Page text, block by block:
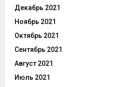
Декабрь 2021
Ноябрь 2021
Октябрь 2021
Сентябрь 2021
Август 2021
Июль 2021